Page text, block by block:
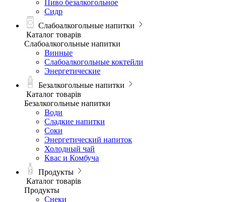
Пиво безалкогольное
Сидр
Слабоалкогольные напитки
Каталог товарів
Слабоалкогольные напитки
Винные
Слабоалкогольные коктейли
Энергетические
Безалкогольные напитки
Каталог товарів
Безалкогольные напитки
Води
Сладкие напитки
Соки
Энергетический напиток
Холодный чай
Квас и Комбуча
Продукты
Каталог товарів
Продукты
Снеки